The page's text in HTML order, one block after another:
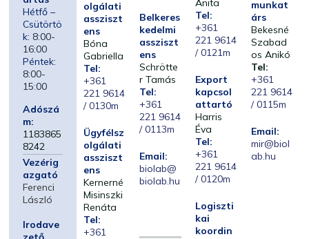
Hétfő –
Csütörtö
k: 8:00-
16:00
Péntek:
8:00-
15:00
Adószá
m:
1183865
8242
Vezérig
azgató
Ferenci
László
Irodave
olgálati
assziszt
ens
Bóna
Gabriella
Tel:
+361
221 9614
/ 0130m
Ügyfélsz
olgálati
assziszt
ens
Kernerné
Misinszki
Renáta
Tel:
+361
Belkeres
kedelmi
assziszt
ens
Schrötte
r Tamás
Tel:
+361
221 9614
/ 0113m
Email:
biolab@
biolab.hu
Anita
Tel:
+361
221 9614
/ 0121m
Export
kapcsol
attartó
Harris
Éva
Tel:
+361
221 9614
/ 0120m
Logiszti
kai
koordin
munkat
árs
Bekesné
Szabad
os Anikó
Tel:
+361
221 9614
/ 0115m
Email:
mir@biol
ab.hu